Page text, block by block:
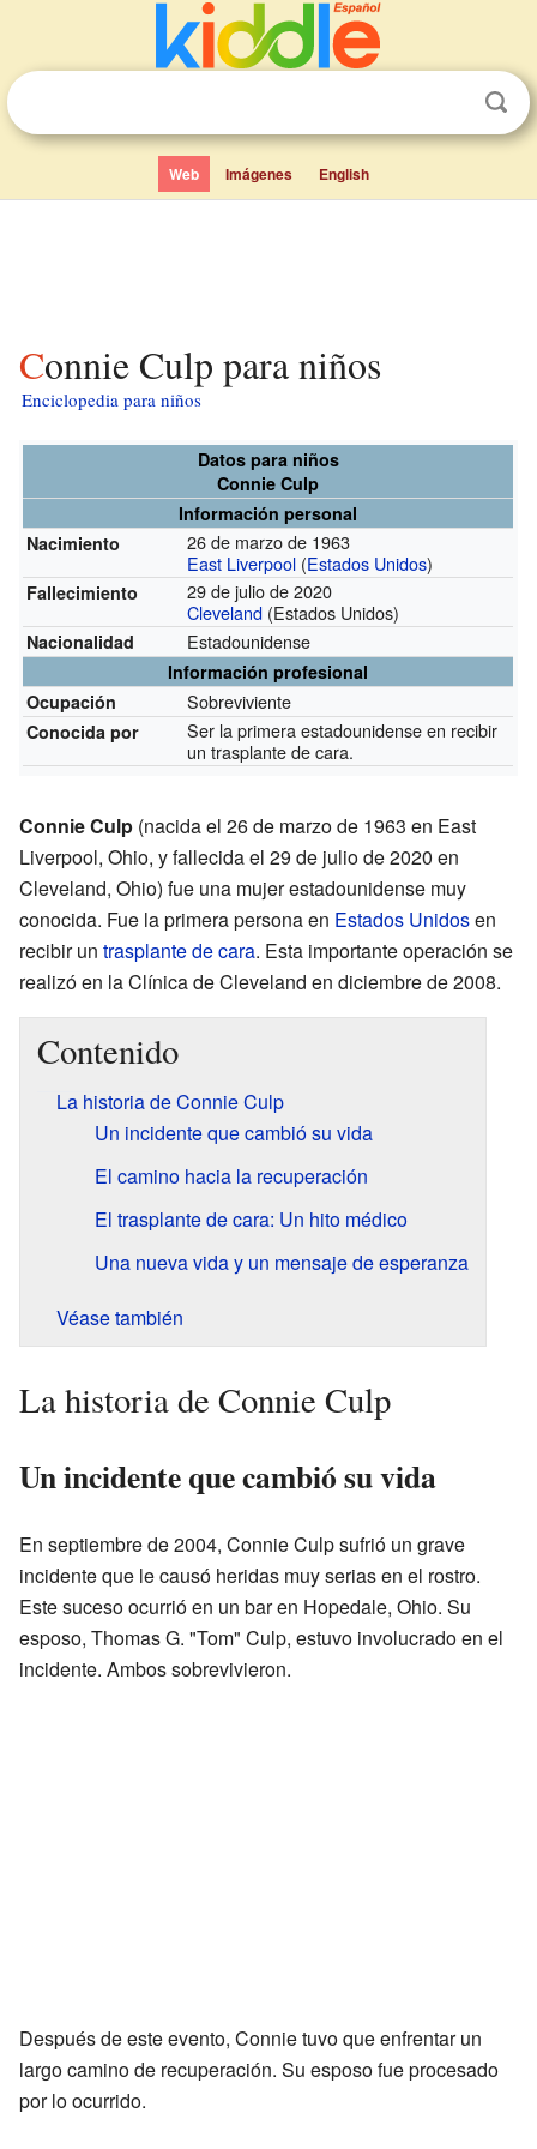
Web Imágenes English
Connie Culp para niños
Enciclopedia para niños
Datos para niños
Connie Culp
Información personal
Nacimiento
26 de marzo de 1963
East Liverpool (Estados Unidos)
Fallecimiento
29 de julio de 2020
Cleveland (Estados Unidos)
Nacionalidad Estadounidense
Información profesional
Ocupación
Sobreviviente
Conocida por
Ser la primera estadounidense en recibir
un trasplante de cara.
Connie Culp (nacida el 26 de marzo de 1963 en East
Liverpool, Ohio, y fallecida el 29 de julio de 2020 en
Cleveland, Ohio) fue una mujer estadounidense muy
conocida. Fue la primera persona en Estados Unidosen
recibir un trasplante de cara. Esta importante operación se
realizó en la Clínica de Cleveland en diciembre de 2008.
Contenido
La historia de Connie Culp
Un incidente que cambió su vida
El camino hacia la recuperación
El trasplante de cara: Un hito médico
Una nueva vida y un mensaje de esperanza
Véase también
La historia de Connie Culp
Un incidente que cambió su vida
En septiembre de 2004, Connie Culp sufrió un grave
incidente que le causó heridas muy serias en el rostro.
Este suceso ocurrió en un bar en Hopedale, Ohio. Su
esposo, Thomas G. "Tom" Culp, estuvo involucrado en el
incidente. Ambos sobrevivieron.
Después de este evento, Connie tuvo que enfrentar un
largo camino de recuperación. Su esposo fue procesado
por lo ocurrido.